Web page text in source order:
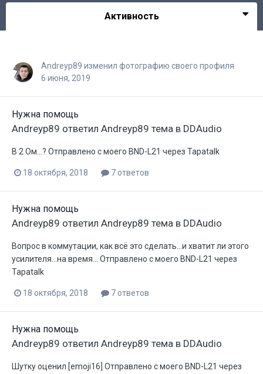
Активность
Andreyp89 изменил фотографию своего профиля
6 июня, 2019
Нужна помощь
Andreyp89 ответил Andreyp89 тема в DDAudio
В 2 Ом...? Отправлено с моего BND-L21 через Tapatalk
18 октября, 2018 7 ответов
Нужна помощь
Andreyp89 ответил Andreyp89 тема в DDAudio
Вопрос в коммутации, как всё это сделать...и хватит ли этого
усилителя...на время... Отправлено с моего BND-L21 через
Tapatalk
18 октября, 2018 7 ответов
Нужна помощь
Andreyp89 ответил Andreyp89 тема в DDAudio
Шутку оценил [emoji16] Отправлено с моего BND-L21 через